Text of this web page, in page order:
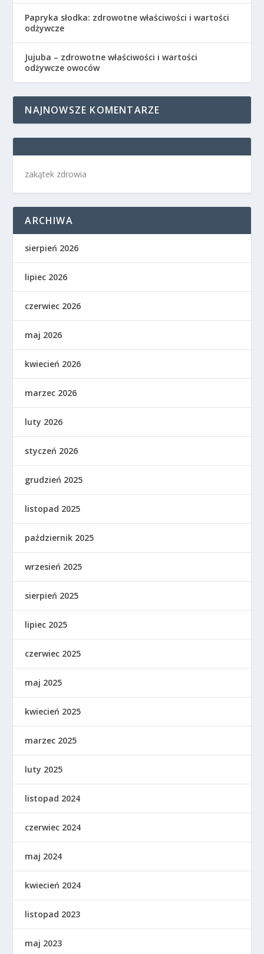
Papryka słodka: zdrowotne właściwości i wartości
odżywcze
Jujuba – zdrowotne właściwości i wartości
odżywcze owoców
NAJNOWSZE KOMENTARZE
zakątek zdrowia
ARCHIWA
sierpień 2026
lipiec 2026
czerwiec 2026
maj 2026
kwiecień 2026
marzec 2026
luty 2026
styczeń 2026
grudzień 2025
listopad 2025
październik 2025
wrzesień 2025
sierpień 2025
lipiec 2025
czerwiec 2025
maj 2025
kwiecień 2025
marzec 2025
luty 2025
listopad 2024
czerwiec 2024
maj 2024
kwiecień 2024
listopad 2023
maj 2023